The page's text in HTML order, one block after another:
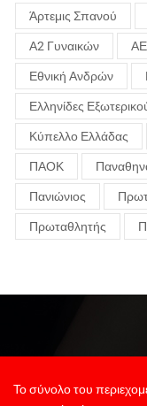
Άρτεμις Σπανού
Α2 Γυναικών
Εθνική Ανδρών
Ελληνίδες
Κύπελλο Ελλάδας
ΠΑΟΚ
Πανιώνιος
Πρωταθλητής
Το σύνολο του